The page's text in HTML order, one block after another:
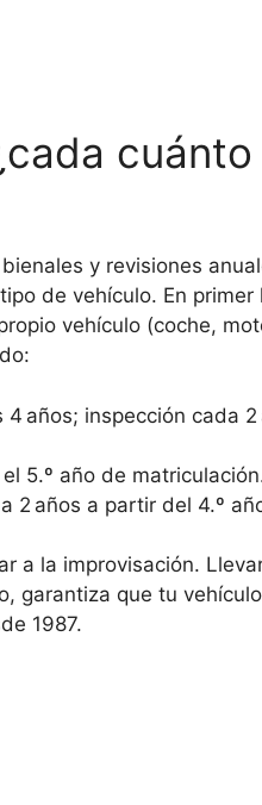
y revisiones
de vehículo. En
vehículo (coche,
años; inspección cada
5.º año de
2 años a partir del 4.º
a la improvisación.
garantiza que tu
1987.